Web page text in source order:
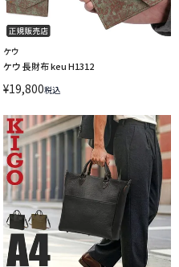
ケウ
ケウ 長財布 keu H1312
¥19,800税込